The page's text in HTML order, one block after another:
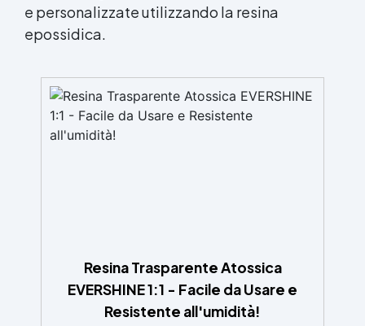
e personalizzate utilizzando la resina
epossidica.
Resina Trasparente Atossica
EVERSHINE 1:1 - Facile da Usare e
Resistente all'umidità!